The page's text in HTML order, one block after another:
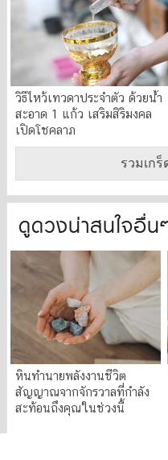
วิธีไหว้เทวดาประจำตัว ด้วยน้ำ
สะอาด 1 แก้ว เสริมสิริมงคล
เปิดโชคลาภ
รวมเก
ดูดวงน่าสนใจอื่น
หินทำนายพลังงานชีวิต
สัญญาณจากจักรวาลที่กำลัง
สะท้อนถึงคุณในช่วงนี้